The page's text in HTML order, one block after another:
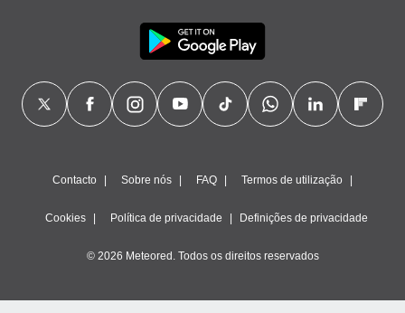
Contacto Sobre nós FAQ Termos de utilização
Cookies Política de privacidade Definições de privacidade
© 2026 Meteored. Todos os direitos reservados